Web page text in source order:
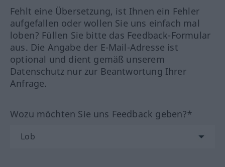
Fehlt eine Übersetzung, ist Ihnen ein Fehler
aufgefallen oder wollen Sie uns einfach mal
loben? Füllen Sie bitte das Feedback-Formular
aus. Die Angabe der E-Mail-Adresse ist
optional und dient gemäß unserem
Datenschutz nur zur Beantwortung Ihrer
Anfrage.
Wozu möchten Sie uns Feedback geben?*